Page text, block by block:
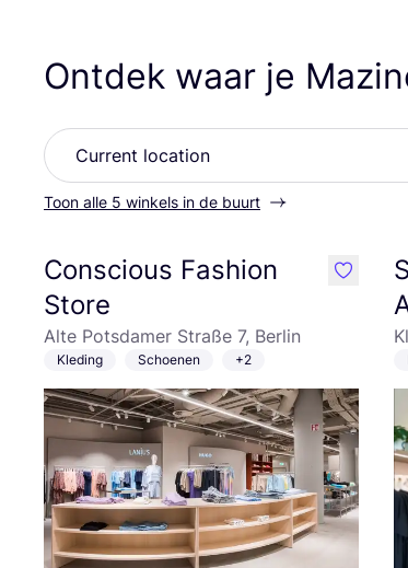
Ontdek waar je
Toon alle 5 winkels in de buurt
Conscious Fashion
Store
Alte Potsdamer Straße 7, Berlin
Kleding Schoenen +2
like